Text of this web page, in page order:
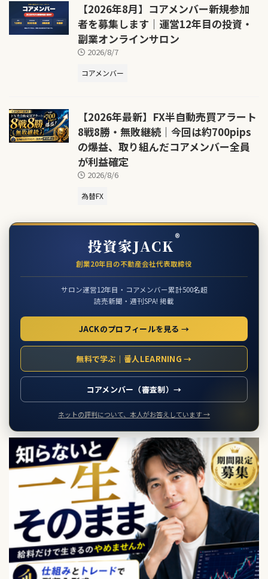
【2026年8月】コアメンバー新規参加
者を募集します｜運営12年目の投資・
副業オンラインサロン
2026/8/7
コアメンバー
【2026年最新】FX半自動売買アラート
8戦8勝・無敗継続｜今回は約700pips
の爆益、取り組んだコアメンバー全員
が利益確定
2026/8/6
為替FX
投資家JACK®
創業20年目の不動産会社代表取締役
サロン運営12年目・コアメンバー累計500名超
読売新聞・週刊SPA! 掲載
JACKのプロフィールを見る →
無料で学ぶ｜番人LEARNING →
コアメンバー（審査制）→
ネットの評判について、本人がお答えしています →